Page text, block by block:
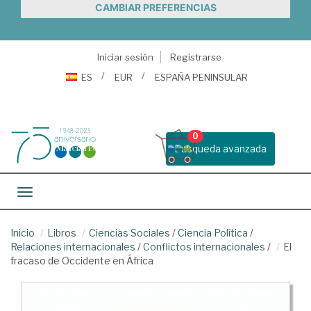
CAMBIAR PREFERENCIAS
Iniciar sesión
Registrarse
ES
EUR ESPAÑA PENINSULAR
Busqueda avanzada
0
Toggle navigation
Inicio Libros Ciencias Sociales /Ciencia Política /
Relaciones internacionales /Conflictos internacionales /
El
fracaso de Occidente en África